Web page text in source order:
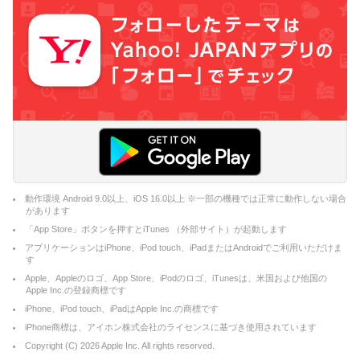
動作環境 Android 9.0以上、iOS 16.0以上 ※一部の機種では正常に動作しない場合
があります
「App Store」ボタンを押すとiTunes （外部サイト）が起動します
アプリケーションはiPhone、iPod touch、iPadまたはAndroidでご利用いただけま
す
Apple、Appleのロゴ、App Store、iPodのロゴ、iTunesは、米国および他国の
Apple Inc.の登録商標です
iPhone、iPod touch、iPadはApple Inc.の商標です
iPhone商標は、アイホン株式会社のライセンスに基づき使用されています
Copyright (C) 2026Apple Inc. All rights reserved.